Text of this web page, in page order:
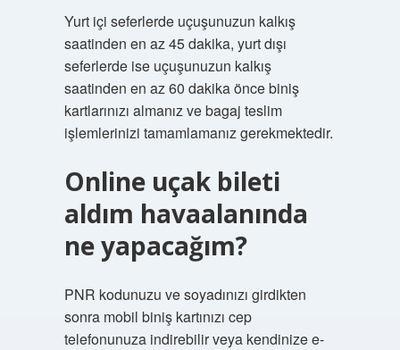
Yurt içi seferlerde uçuşunuzun kalkış
saatinden en az 45 dakika, yurt dışı
seferlerde ise uçuşunuzun kalkış
saatinden en az 60 dakika önce biniş
kartlarınızı almanız ve bagaj teslim
işlemlerinizi tamamlamanız gerekmektedir.
Online uçak bileti
aldım havaalanında
ne yapacağım?
PNR kodunuzu ve soyadınızı girdikten
sonra mobil biniş kartınızı cep
telefonunuza indirebilir veya kendinize e-